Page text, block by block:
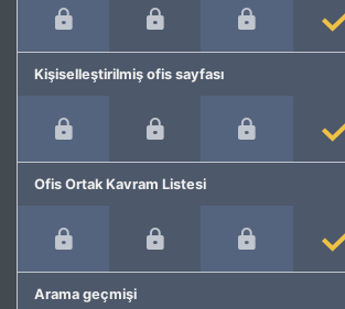
Kişiselleştirilmiş ofis sayfası
Ofis Ortak Kavram Listesi
Arama geçmişi